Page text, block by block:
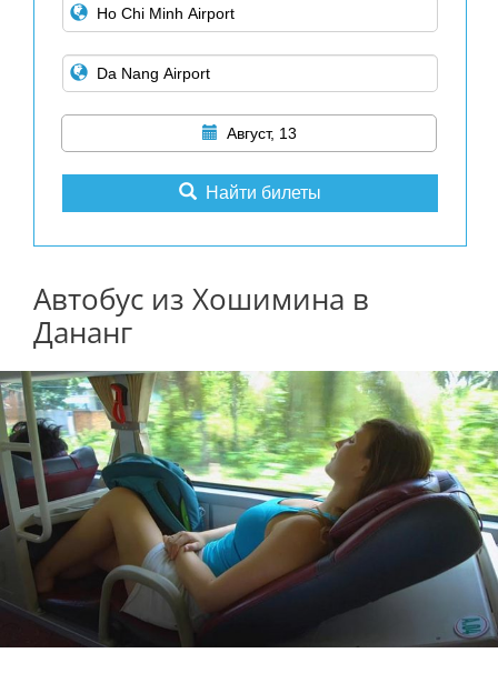
Август, 13
Найти билеты
Автобус из Хошимина в
Дананг